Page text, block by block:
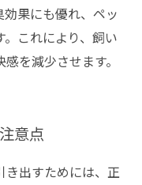
果にも優れ、ペッ
これにより、飼い
を減少させます。
意点
き出すためには、正